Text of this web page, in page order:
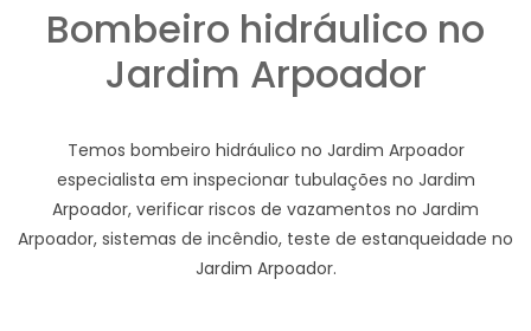
Bombeiro hidráulico no
Jardim Arpoador
Temos bombeiro hidráulico no Jardim Arpoador
especialista em inspecionar tubulações no Jardim
Arpoador, verificar riscos de vazamentos no Jardim
Arpoador, sistemas de incêndio, teste de estanqueidade no
Jardim Arpoador.